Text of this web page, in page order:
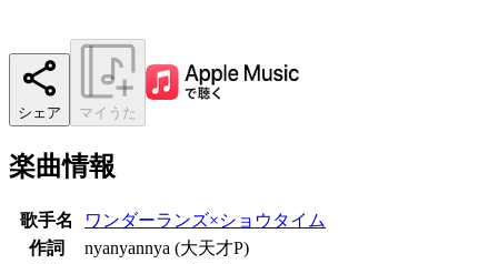
シェア マイうた
楽曲情報
歌手名
ワンダーランズ×ショウタイム
作詞
nyanyannya (大天才P)